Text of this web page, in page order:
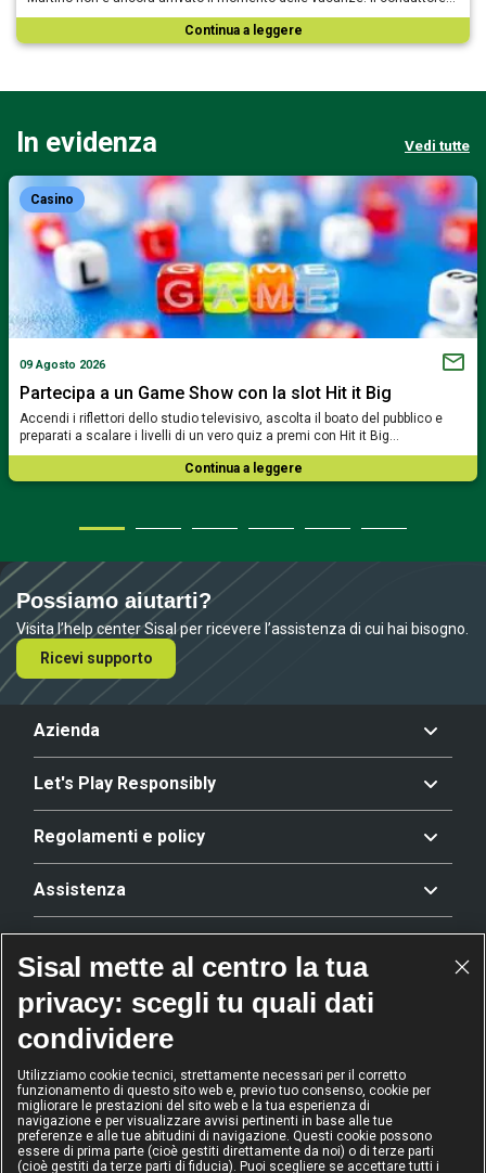
Continua a leggere
In evidenza Vedi tutte
Casino
09 Agosto 2026
Partecipa a un Game Show con la slot Hit it Big
Accendi i riflettori dello studio televisivo, ascolta il boato del pubblico e
preparati a scalare i livelli di un vero quiz a premi con Hit it Big…
Continua a leggere
Possiamo aiutarti?
Visita l’help center Sisal per ricevere l’assistenza di cui hai bisogno.
Ricevi supporto
Azienda
Let's Play Responsibly
Regolamenti e policy
Assistenza
Riconoscimenti
2024
Operatore
dell'anno
2024
Operatore
Scommesse
sportive
2024
Operatore di
gioco sicuro
2024
Diversity &
Inclusion
Sisal mette al centro la tua
privacy: scegli tu quali dati
condividere
Utilizziamo cookie tecnici, strettamente necessari per il corretto
funzionamento di questo sito web e, previo tuo consenso, cookie per
migliorare le prestazioni del sito web e la tua esperienza di
navigazione e per visualizzare avvisi pertinenti in base alle tue
preferenze e alle tue abitudini di navigazione. Questi cookie possono
essere di prima parte (cioè gestiti direttamente da noi) o di terze parti
(cioè gestiti da terze parti di fiducia). Puoi scegliere se accettare tutti i